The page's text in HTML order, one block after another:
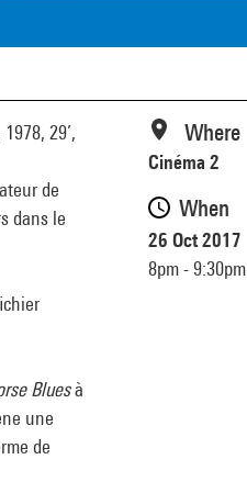
29’,
de
dans le
Bluesà
une
de
Where
Cinéma 2
When
26 Oct 2017
8pm - 9:30pm